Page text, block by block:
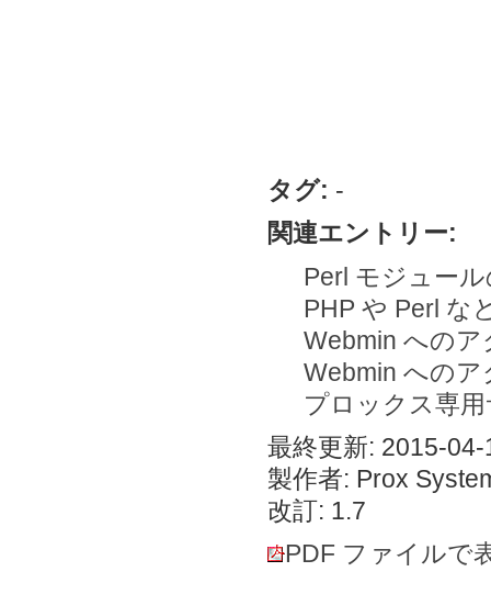
タグ: -
関連エントリー:
Perl モジュー
PHP や Perl な
Webmin への
Webmin への
プロックス専
最終更新: 2015-
製作者: Prox
改訂: 1.7
PDF ファイルで